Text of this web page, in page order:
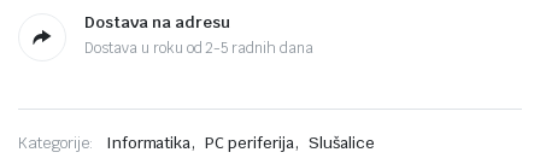
Dostava na adresu
Dostava u roku od 2-5 radnih dana
Kategorije: Informatika, PC periferija, Slušalice